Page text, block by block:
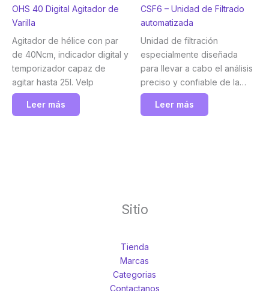
OHS 40 Digital Agitador de
Varilla
Agitador de hélice con par
de 40Ncm, indicador digital y
temporizador capaz de
agitar hasta 25l. Velp
Leer más
CSF6 – Unidad de Filtrado
automatizada
Unidad de filtración
especialmente diseñada
para llevar a cabo el análisis
preciso y confiable de la
fibra dietética total presente
en diversos tipos de
Leer más
Sitio
Tienda
Marcas
Categorias
Contactanos